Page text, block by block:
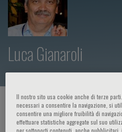
Luca Gianaroli
HOME PAGE / CORSI ED EVENTI
Il nostro sito usa cookie anche di terze
necessari a consentire la navigazione, si
consentire una migliore fruibilità di
effettuare statistiche aggregate sul suo
per sottoporti contenuti, anche